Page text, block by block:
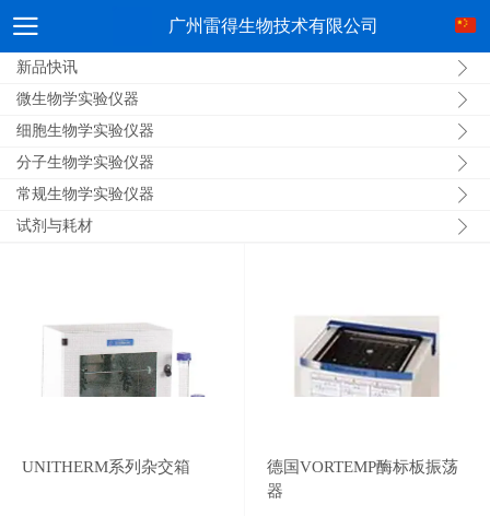
广州雷得生物技术有限公司
新品快讯
微生物学实验仪器
细胞生物学实验仪器
分子生物学实验仪器
常规生物学实验仪器
试剂与耗材
UNITHERM系列杂交箱
德国VORTEMP酶标板振荡
器